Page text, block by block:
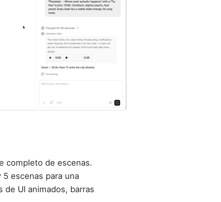
completo de escenas.
escenas para una
UI animados, barras